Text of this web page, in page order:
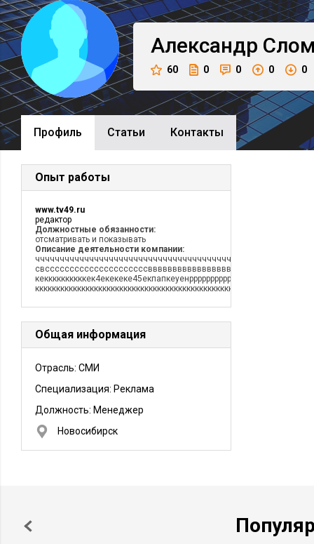
Александр
60 0 0 0 0
Профиль Cтатьи Контакты
Опыт работы
www.tv49.ru
редактор
Должностные обязанности:
отсматривать и показывать
Описание деятельности компании:
Общая информация
Отрасль: СМИ
Специализация: Реклама
Должность: Менеджер
Новосибирск